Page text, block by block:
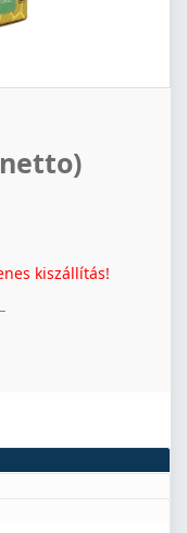
kiszállítás!